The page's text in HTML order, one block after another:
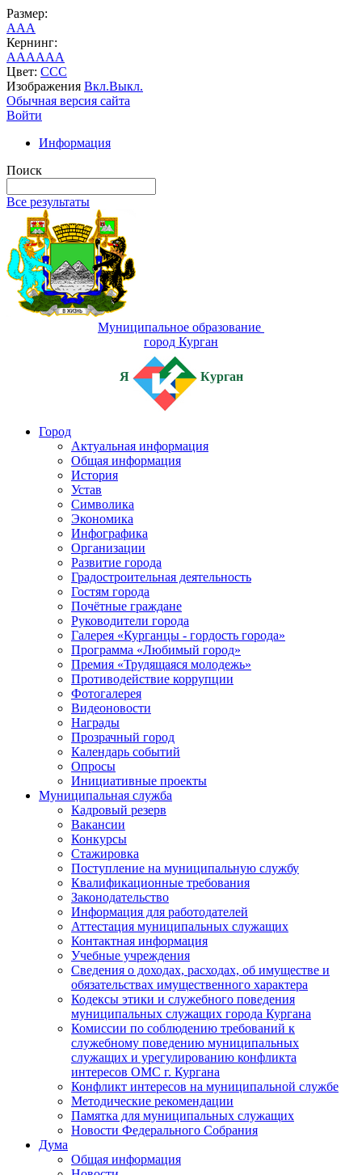
Размер:
AAA
Кернинг:
AAAAAA
Цвет: CCC
Изображения Вкл.Выкл.
Обычная версия сайта
Войти
Информация
Поиск
Все результаты
Муниципальное образование
город Курган
Я Курган
Город
Актуальная информация
Общая информация
История
Устав
Символика
Экономика
Инфографика
Организации
Развитие города
Градостроительная деятельность
Гостям города
Почётные граждане
Руководители города
Галерея «Курганцы - гордость города»
Программа «Любимый город»
Премия «Трудящаяся молодежь»
Противодействие коррупции
Фотогалерея
Видеоновости
Награды
Прозрачный город
Календарь событий
Опросы
Инициативные проекты
Муниципальная служба
Кадровый резерв
Вакансии
Конкурсы
Стажировка
Поступление на муниципальную службу
Квалификационные требования
Законодательство
Информация для работодателей
Аттестация муниципальных служащих
Контактная информация
Учебные учреждения
Сведения о доходах, расходах, об имуществе и
обязательствах имущественного характера
Кодексы этики и служебного поведения
муниципальных служащих города Кургана
Комиссии по соблюдению требований к
служебному поведению муниципальных
служащих и урегулированию конфликта
интересов ОМС г. Кургана
Конфликт интересов на муниципальной службе
Методические рекомендации
Памятка для муниципальных служащих
Новости Федерального Cобрания
Дума
Общая информация